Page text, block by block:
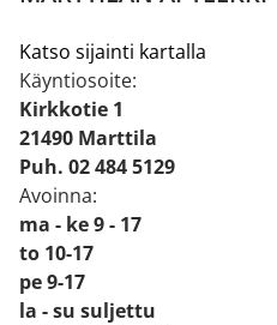
Katso sijainti kartalla
Käyntiosoite:
Kirkkotie 1
21490 Marttila
Puh. 02 484 5129
Avoinna:
ma - ke 9 - 17
to 10-17
pe 9-17
la - su suljettu